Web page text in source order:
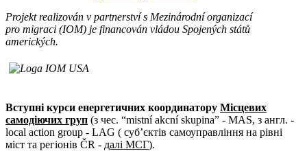
Projekt realizován v partnerství s Mezinárodní organizací
pro migraci (IOM) je financován vládou Spojených států
amerických.
Вступні курси енергетичних координатору Місцевих
самодіючих груп (з чес. “mistní akcní skupina” - MAS, з англ. -
local action group - LAG ( суб’єктів самоуправління на рівні
міст та регіонів ČR - далі МCГ).